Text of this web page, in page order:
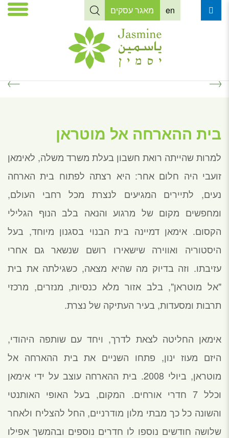
en מאגר עסקים
בית ההארחה אל מוטראן
למרות שהייתה רואת חשבון בעלת משרד משלה, לאימאן
זועבי היה חלום אחר: היא רצתה לפתוח בית הארחה
נעים, לתיירים המגיעים לנצרת מכל רחבי העולם,
ומחפשים מקום של מרגוע והנאה בלב הנוף הגלילי
הקסום. אימאן דמיינה בית הבנוי בסגנון מיוחד, בעל
היסטוריה ואווירה שישאירו רושם שנשאר גם אחרי
עזיבתו. וזה בדיוק מה שהיא מצאה, כשגילתה את בית
"אל מוטראן", בלב אזור מלא כנסיות, מנזרים, מרכזי
תרבות ומסעדות, בעיר העתיקה של נצרת.
אימאן החליטה לצאת לדרך, ויחד עם שותפה היהודי,
היזם מעוז ינון, פתחו השניים את בית ההארחה אל
מוטראן, ביולי 2008. בית ההארחה עוצב על ידי אימאן
וכלל 7 חדרי אורחים. המקום, בעל האופי האותנטי
והשונה כל כך מבתי מלון מודרניים, החל להצליח ולאחר
שלושה חודשים נוספו לו חדרים נוספים ובהמשך אפילו